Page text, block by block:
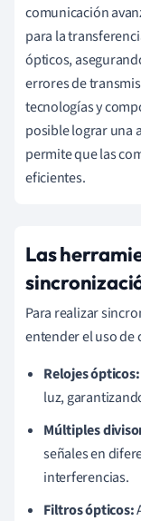
comunicación
para la
ópticos,
errores de
tecnologías y
posible lograr una
permite que las
eficientes.
Las
Para realizar
entender el uso de
Relojes ópticos:
luz,
Múltiples
señales en
interferencias.
Filtros ópticos: